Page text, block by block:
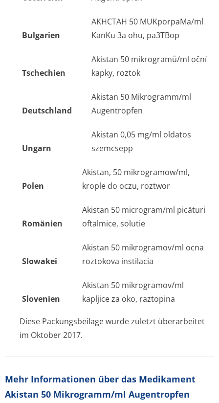
Bulgarien
AKHCTAH 50 MUKporpaMa/ml
KanKu 3a ohu, pa3TBop
Tschechien
Akistan 50 mikrogramů/ml oční
kapky, roztok
Deutschland
Akistan 50 Mikrogramm/ml
Augentropfen
Ungarn
Akistan 0,05 mg/ml oldatos
szemcsepp
Polen
Akistan, 50 mikrogramow/ml,
krople do oczu, roztwor
Romänien
Akistan 50 microgram/ml picäturi
oftalmice, solutie
Slowakei
Akistan 50 mikrogramov/ml ocna
roztokova instilacia
Slovenien
Akistan 50 mikrogramov/ml
kapljice za oko, raztopina
Diese Packungsbeilage wurde zuletzt überarbeitet
im Oktober 2017.
Mehr Informationen über das Medikament
Akistan 50 Mikrogramm/ml Augentropfen